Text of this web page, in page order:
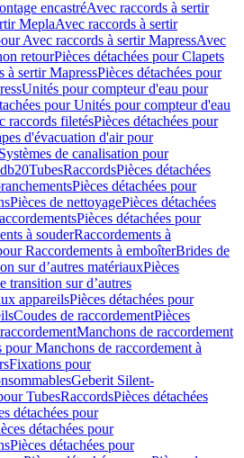
encastréAvec raccords à sertir
MeplaAvec raccords à sertir
Avec raccords à sertir MapressAvec
retourPièces détachées pour Clapets
à sertir MapressPièces détachées pour
Unités pour compteur d'eau pour
pour Unités pour compteur d'eau
raccords filetésPièces détachées pour
d'évacuation d'air pour
Systèmes de canalisation pour
TubesRaccordsPièces détachées
Pièces détachées pour
Pièces de nettoyagePièces détachées
Pièces détachées pour
à souderRaccordements à
Raccordements à emboîterBrides de
sur d’autres matériauxPièces
transition sur d’autres
appareilsPièces détachées pour
Coudes de raccordementPièces
Manchons de raccordement
pour Manchons de raccordement à
Fixations pour
Geberit Silent-
TubesRaccordsPièces détachées
détachées pour
détachées pour
Pièces détachées pour